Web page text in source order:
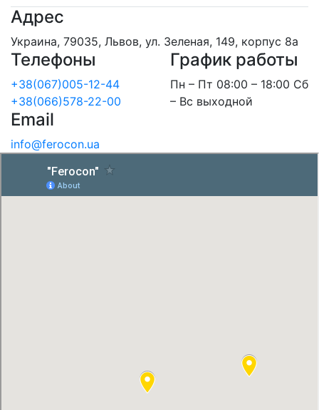
Адрес
Украина, 79035, Львов, ул. Зеленая, 149, корпус 8а
Телефоны
+38(067)005-12-44
+38(066)578-22-00
График работы
Пн – Пт 08:00 – 18:00 Сб
– Вс выходной
Email
info@ferocon.ua